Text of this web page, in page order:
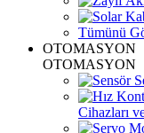
Tümünü
OTOMASYON
OTOMASYON
Cihazları